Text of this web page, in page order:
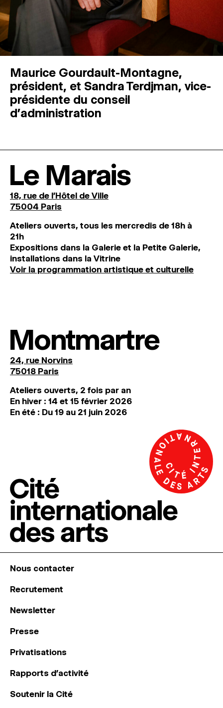
Maurice Gourdault-Montagne,
président, et Sandra Terdjman, vice-
présidente du conseil
d’administration
Le Marais
18, rue de l'Hôtel de Ville
75004 Paris
Ateliers ouverts, tous les mercredis de 18h à
21h
Expositions dans la Galerie et la Petite Galerie,
installations dans la Vitrine
Voir la programmation artistique et culturelle
Montmartre
24, rue Norvins
75018 Paris
Ateliers ouverts, 2 fois par an
En hiver : 14 et 15 février 2026
En été : Du 19 au 21 juin 2026
Nous contacter
Recrutement
Newsletter
Presse
Privatisations
Rapports d’activité
Soutenir la Cité